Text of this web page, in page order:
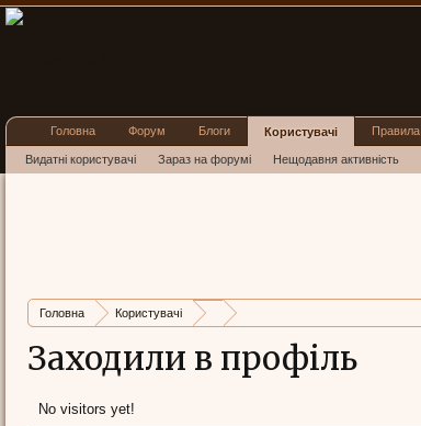
Головна Користувачі
Заходили в профіль
No visitors yet!
Головна Форум Блоги Користувачі
Видатні користувачі Зараз на форумі Нещодавня активність
Правила